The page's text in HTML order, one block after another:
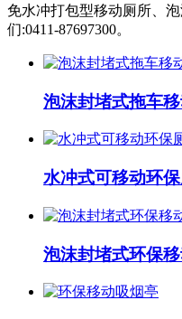
免水冲打包型移动厕所、
们:0411-87697300。
泡沫封堵式拖车
水冲式可移动环
泡沫封堵式环保